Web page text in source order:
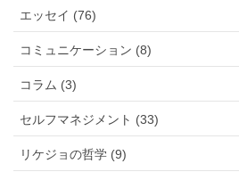
エッセイ (76)
コミュニケーション (8)
コラム (3)
セルフマネジメント (33)
リケジョの哲学 (9)